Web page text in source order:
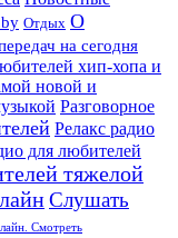
Отдых О
на сегодня
хип-хопа и
новой и
Разговорное
Релакс радио
для любителей
тяжелой
Слушать
Смотреть